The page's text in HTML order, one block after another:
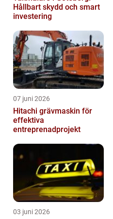
Hållbart skydd och smart
investering
07 juni 2026
Hitachi grävmaskin för
effektiva
entreprenadprojekt
03 juni 2026